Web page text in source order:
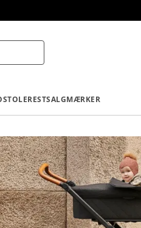
RESTSALGMÆRKER